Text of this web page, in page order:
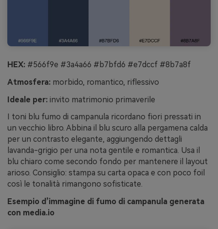
HEX: #566f9e #3a4a66 #b7bfd6 #e7dccf #8b7a8f
Atmosfera: morbido, romantico, riflessivo
Ideale per: invito matrimonio primaverile
I toni blu fumo di campanula ricordano fiori pressati in
un vecchio libro. Abbina il blu scuro alla pergamena calda
per un contrasto elegante, aggiungendo dettagli
lavanda-grigio per una nota gentile e romantica. Usa il
blu chiaro come secondo fondo per mantenere il layout
arioso. Consiglio: stampa su carta opaca e con poco foil
così le tonalità rimangono sofisticate.
Esempio d’immagine di fumo di campanula generata
con media.io